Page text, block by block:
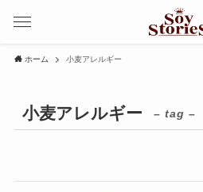
ホーム 小麦アレルギー
小麦アレルギー – tag –